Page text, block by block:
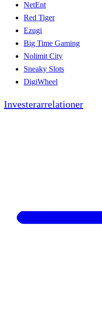
NetEnt
Red Tiger
Ezugi
Big Time Gaming
Nolimit City
Sneaky Slots
DigiWheel
Investerarrelationer